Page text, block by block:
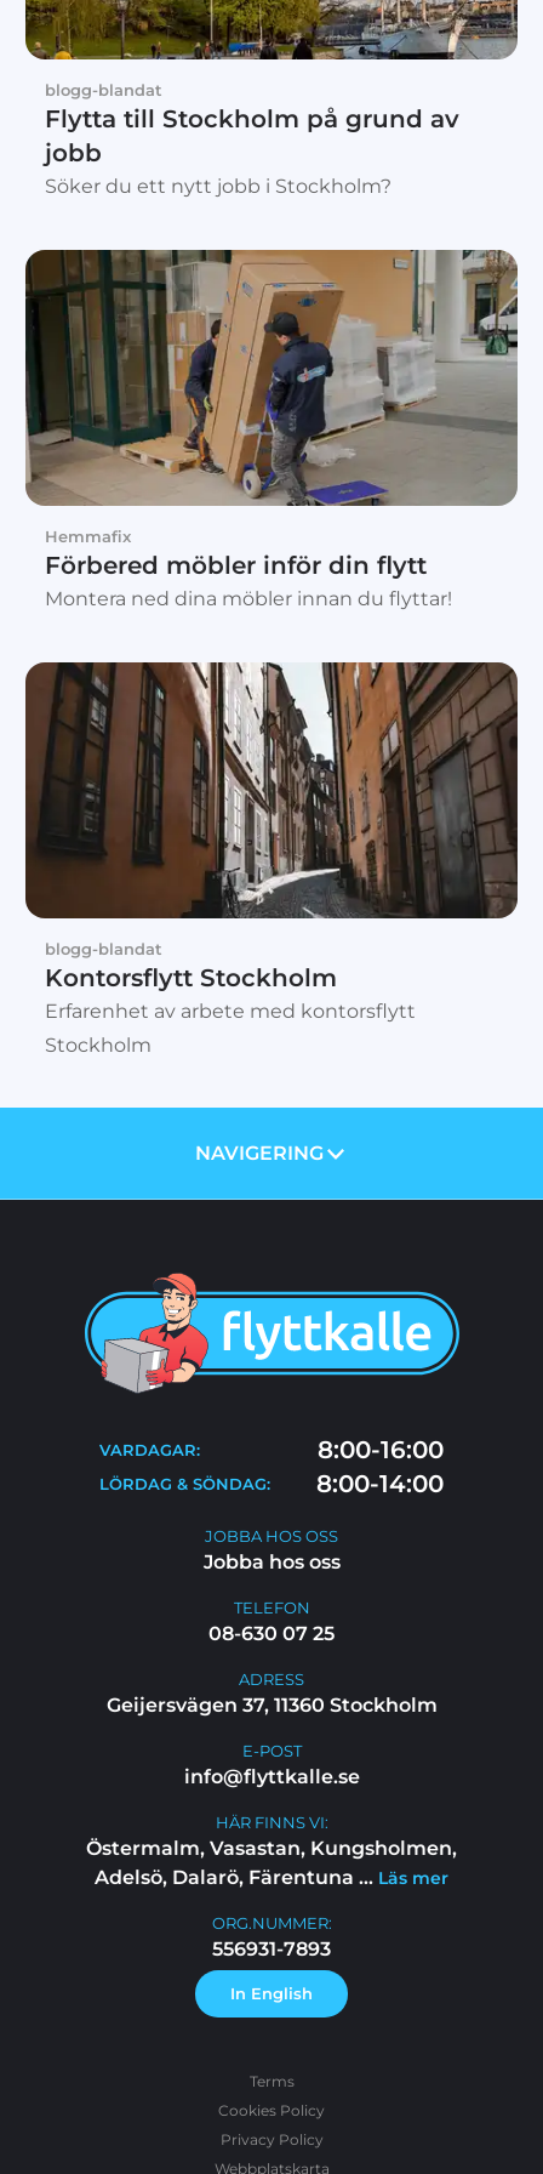
blogg-blandat
Flytta till Stockholm på grund av
jobb
Söker du ett nytt jobb i Stockholm?
Hemmafix
Förbered möbler inför din flytt
Montera ned dina möbler innan du flyttar!
blogg-blandat
Kontorsflytt Stockholm
Erfarenhet av arbete med kontorsflytt
Stockholm
NAVIGERING
TJÄNSTER
BLOGG
TIPS & RÅD
JOBBA HOS OSS
VARDAGAR: 8:00-16:00
LÖRDAG & SÖNDAG: 8:00-14:00
JOBBA HOS OSS
Jobba hos oss
TELEFON
08-630 07 25
ADRESS
Geijersvägen 37, 11360 Stockholm
E-POST
info@flyttkalle.se
ORG.NUMMER:
556931-7893
In English
HÄR FINNS VI:
Östermalm, Vasastan, Kungsholmen,
Adelsö, Dalarö, Färentuna ... Läs mer
Terms
Cookies Policy
Privacy Policy
Webbplatskarta